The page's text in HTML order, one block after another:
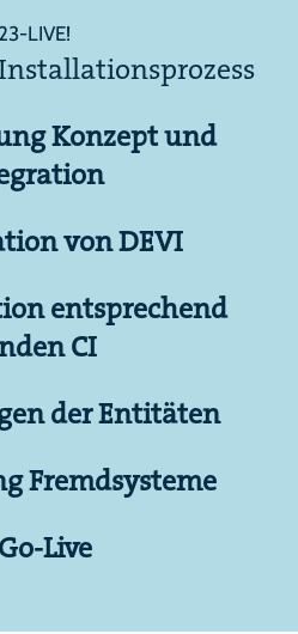
LIVE!
Konzept und
von DEVI
entsprechend
CI
der Entitäten
Fremdsysteme
Live